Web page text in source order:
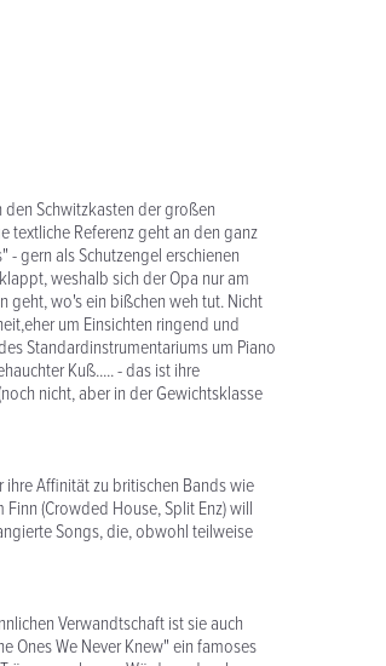
Schwitzkasten der großen
textliche Referenz geht an den ganz
gern als Schutzengel erschienen
weshalb sich der Opa nur am
geht, wo's ein bißchen weh tut. Nicht
um Einsichten ringend und
Standardinstrumentariums um Piano
Kuß..... - das ist ihre
nicht, aber in der Gewichtsklasse
Affinität zu britischen Bands wie
(Crowded House, Split Enz) will
Songs, die, obwohl teilweise
Verwandtschaft ist sie auch
Ones We Never Knew" ein famoses